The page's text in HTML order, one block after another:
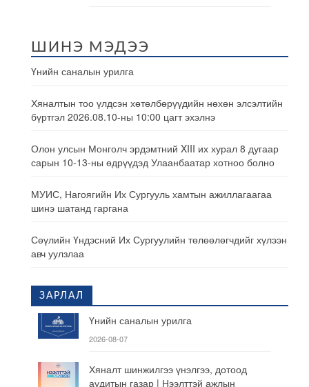
ШИНЭ МЭДЭЭ
Үнийн саналын урилга
Хяналтын тоо үлдсэн хөтөлбөрүүдийн нөхөн элсэлтийн
бүртгэл 2026.08.10-ны 10:00 цагт эхэлнэ
Олон улсын Монголч эрдэмтний XIII их хурал 8 дугаар
сарын 10-13-ны өдрүүдэд Улаанбаатар хотноо болно
МУИС, Нагоягийн Их Сургууль хамтын ажиллагаагаа
шинэ шатанд гаргана
Сөүлийн Үндэсний Их Сургуулийн төлөөлөгчдийг хүлээн
авч уулзлаа
ЗАРЛАЛ
Үнийн саналын урилга
2026-08-07
Хяналт шинжилгээ үнэлгээ, дотоод
аудитын газар | Нээлттэй ажлын